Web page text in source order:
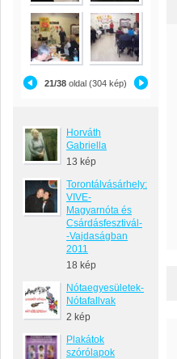
21/38 oldal (304 kép)
Horváth
Gabriella
13 kép
Torontálvásárhely:
VIVE-
Magyarnóta és
Csárdásfesztivál-
-Vajdaságban
2011
18 kép
Nótaegyesületek-
Nótafallvak
2 kép
Plakátok
szórólapok